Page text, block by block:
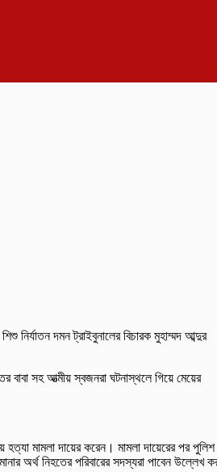
নির্যাতন দমন ট্রাইবুনালের বিচারক মুহাম্মদ আব্দুর
বাবা সহ আত্মীয় স্বজনরা ঘটনাস্থলে গিয়ে মেয়ের
মামলা দায়ের করেন। মামলা দায়েরের পর পুলিশ
অর্থ নিহতের পরিবারের সদস্যরা পাবেন উল্লেখ